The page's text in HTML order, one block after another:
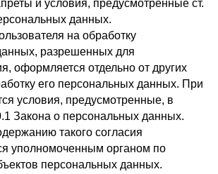
и условия, предусмотренные ст.
данных.
на обработку
разрешенных для
оформляется отдельно от других
его персональных данных. При
условия, предусмотренные, в
Закона о персональных данных.
такого согласия
уполномоченным органом по
персональных данных.